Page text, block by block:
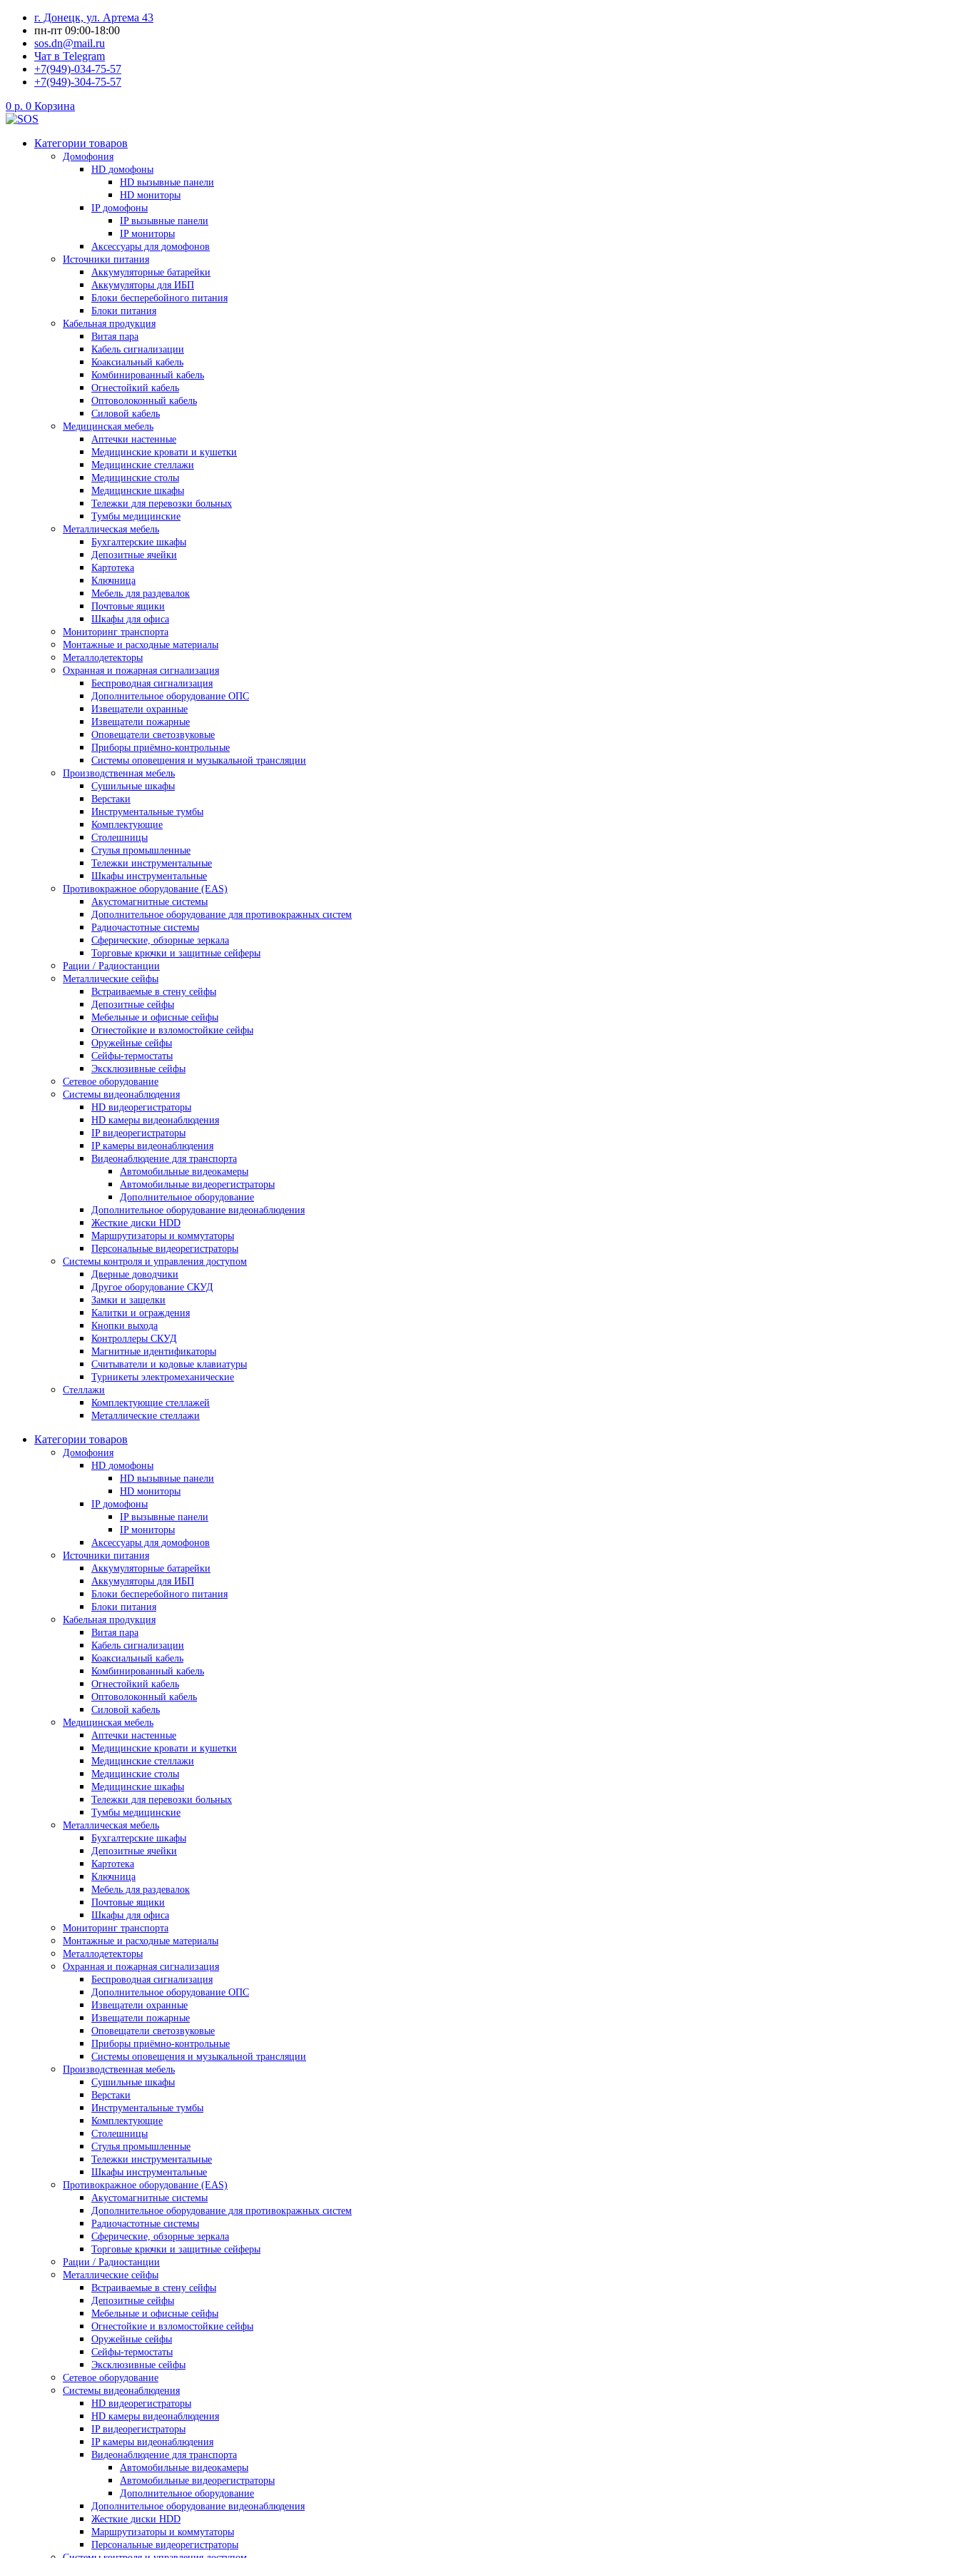
Перейти
содержимому
г. Донецк, ул. Артема 43
пн-пт 09:00-18:00
sos.dn@mail.ru
Чат в Telegram
+7(949)-034-75-57
+7(949)-304-75-57
0 р. 0 Корзина
Категории товаров
Домофония
HD домофоны
HD вызывные панели
HD мониторы
IP домофоны
IP вызывные панели
IP мониторы
Аксессуары для домофонов
Источники питания
Аккумуляторные батарейки
Аккумуляторы для ИБП
Блоки бесперебойного питания
Блоки питания
Кабельная продукция
Витая пара
Кабель сигнализации
Коаксиальный кабель
Комбинированный кабель
Огнестойкий кабель
Оптоволоконный кабель
Силовой кабель
Медицинская мебель
Аптечки настенные
Медицинские кровати и кушетки
Медицинские стеллажи
Медицинские столы
Медицинские шкафы
Тележки для перевозки больных
Тумбы медицинские
Металлическая мебель
Бухгалтерские шкафы
Депозитные ячейки
Картотека
Ключница
Мебель для раздевалок
Почтовые ящики
Шкафы для офиса
Мониторинг транспорта
Монтажные и расходные материалы
Металлодетекторы
Охранная и пожарная сигнализация
Беспроводная сигнализация
Дополнительное оборудование ОПС
Извещатели охранные
Извещатели пожарные
Оповещатели светозвуковые
Приборы приёмно-контрольные
Системы оповещения и музыкальной трансляции
Производственная мебель
Cушильные шкафы
Верстаки
Инструментальные тумбы
Комплектующие
Столешницы
Стулья промышленные
Тележки инструментальные
Шкафы инструментальные
Противокражное оборудование (EAS)
Акустомагнитные системы
Дополнительное оборудование для противокражных систем
Радиочастотные системы
Сферические, обзорные зеркала
Торговые крючки и защитные сейферы
Рации / Радиостанции
Металлические сейфы
Встраиваемые в стену сейфы
Депозитные сейфы
Мебельные и офисные сейфы
Огнестойкие и взломостойкие сейфы
Оружейные сейфы
Сейфы-термостаты
Эксклюзивные сейфы
Сетевое оборудование
Системы видеонаблюдения
HD видеорегистраторы
HD камеры видеонаблюдения
IP видеорегистраторы
IP камеры видеонаблюдения
Видеонаблюдение для транспорта
Автомобильные видеокамеры
Автомобильные видеорегистраторы
Дополнительное оборудование
Дополнительное оборудование видеонаблюдения
Жесткие диски HDD
Маршрутизаторы и коммутаторы
Персональные видеорегистраторы
Системы контроля и управления доступом
Дверные доводчики
Другое оборудование СКУД
Замки и защелки
Калитки и ограждения
Кнопки выхода
Контроллеры СКУД
Магнитные идентификаторы
Считыватели и кодовые клавиатуры
Турникеты электромеханические
Стеллажи
Комплектующие стеллажей
Металлические стеллажи
Категории товаров
Домофония
HD домофоны
HD вызывные панели
HD мониторы
IP домофоны
IP вызывные панели
IP мониторы
Аксессуары для домофонов
Источники питания
Аккумуляторные батарейки
Аккумуляторы для ИБП
Блоки бесперебойного питания
Блоки питания
Кабельная продукция
Витая пара
Кабель сигнализации
Коаксиальный кабель
Комбинированный кабель
Огнестойкий кабель
Оптоволоконный кабель
Силовой кабель
Медицинская мебель
Аптечки настенные
Медицинские кровати и кушетки
Медицинские стеллажи
Медицинские столы
Медицинские шкафы
Тележки для перевозки больных
Тумбы медицинские
Металлическая мебель
Бухгалтерские шкафы
Депозитные ячейки
Картотека
Ключница
Мебель для раздевалок
Почтовые ящики
Шкафы для офиса
Мониторинг транспорта
Монтажные и расходные материалы
Металлодетекторы
Охранная и пожарная сигнализация
Беспроводная сигнализация
Дополнительное оборудование ОПС
Извещатели охранные
Извещатели пожарные
Оповещатели светозвуковые
Приборы приёмно-контрольные
Системы оповещения и музыкальной трансляции
Производственная мебель
Cушильные шкафы
Верстаки
Инструментальные тумбы
Комплектующие
Столешницы
Стулья промышленные
Тележки инструментальные
Шкафы инструментальные
Противокражное оборудование (EAS)
Акустомагнитные системы
Дополнительное оборудование для противокражных систем
Радиочастотные системы
Сферические, обзорные зеркала
Торговые крючки и защитные сейферы
Рации / Радиостанции
Металлические сейфы
Встраиваемые в стену сейфы
Депозитные сейфы
Мебельные и офисные сейфы
Огнестойкие и взломостойкие сейфы
Оружейные сейфы
Сейфы-термостаты
Эксклюзивные сейфы
Сетевое оборудование
Системы видеонаблюдения
HD видеорегистраторы
HD камеры видеонаблюдения
IP видеорегистраторы
IP камеры видеонаблюдения
Видеонаблюдение для транспорта
Автомобильные видеокамеры
Автомобильные видеорегистраторы
Дополнительное оборудование
Дополнительное оборудование видеонаблюдения
Жесткие диски HDD
Маршрутизаторы и коммутаторы
Персональные видеорегистраторы